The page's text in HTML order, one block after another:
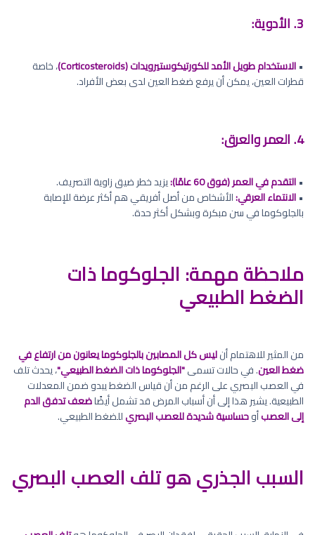
3. الأدوية:
•الاستخدام طويل الأمد للكورتيكوستيرويدات (Corticosteroids)
، خاصة
قطرات العين، يمكن أن يرفع ضغط العين لدى بعض الأفراد.
4. العمر والعرق:
•التقدم في العمر (فوق 60 عامًا):
يزيد خطر ضيق زاوية التصريف.
•الانتماء العرقي:الأشخاص من أصل أفريقي هم أكثر عرضة للإصابة
بالجلوكوما في سن مبكرة وبشكل أكثر حدة.
ملاحظة مهمة: الجلوكوما ذات
الضغط الطبيعي
من المثير للاهتمام أنليس كل المصابين بالجلوكوما يعانون من ارتفاع في
ضغط العين. في حالات تسمى"الجلوكوما ذات الضغط الطبيعي"، يحدث تلف
في العصب البصري على الرغم من أن قياس الضغط يبدو ضمن المعدلات
الطبيعية. يشير هذا إلى أن أسباب المرض قد تشمل أيضًاضعف تدفق الدم
إلى العصبأوحساسية شديدة للعصب البصريللضغط الطبيعي.
السبب الجذري هو تلف العصب البصري